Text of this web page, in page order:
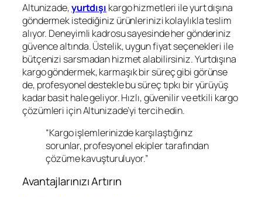
Altunizade,yurtdışı kargo hizmetleri ile yurt dışına
göndermek istediğiniz ürünlerinizi kolaylıkla teslim
alıyor. Deneyimli kadrosu sayesinde her gönderiniz
güvence altında. Üstelik, uygun fiyat seçenekleri ile
bütçenizi sarsmadan hizmet alabilirsiniz. Yurtdışına
kargo göndermek, karmaşık bir süreç gibi görünse
de, profesyonel destekle bu süreç tıpkı bir yürüyüş
kadar basit hale geliyor. Hızlı, güvenilir ve etkili kargo
çözümleri için Altunizade’yi tercih edin.
“Kargo işlemlerinizde karşılaştığınız
sorunlar, profesyonel ekipler tarafından
çözüme kavuşturuluyor.”
Avantajlarınızı Artırın